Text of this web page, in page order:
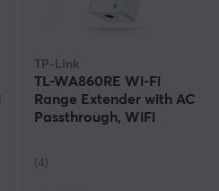
TP-Link
TL-WA860RE Wi-Fi
Range Extender with AC
Passthrough, WiFi
(4)